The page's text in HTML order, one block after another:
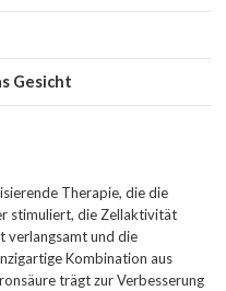
Gesicht
Therapie, die die
stimuliert, die Zellaktivität
verlangsamt und die
Kombination aus
trägt zur Verbesserung